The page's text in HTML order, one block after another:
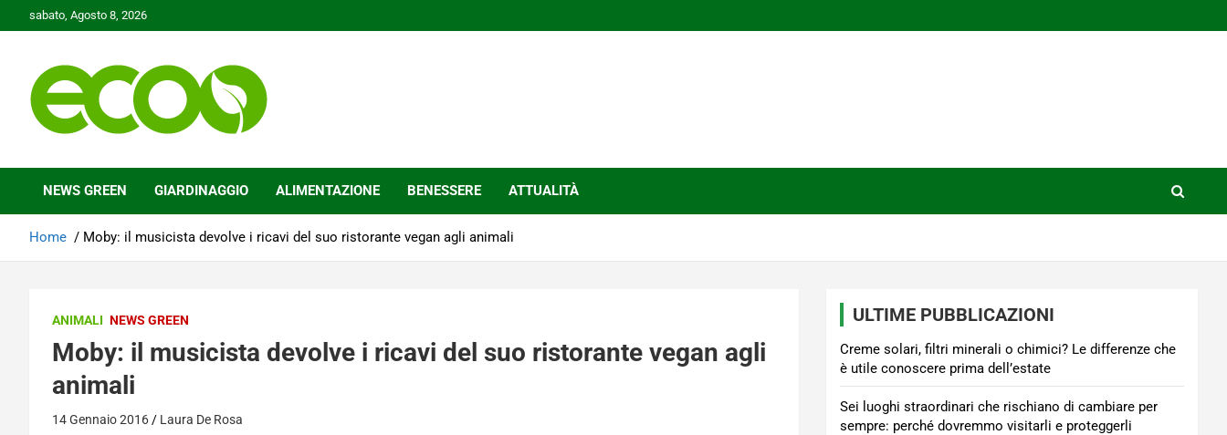
to
sabato, Agosto 8, 2026
Ecoo.it
NEWS GREEN GIARDINAGGIO ALIMENTAZIONE BENESSERE ATTUALITÀ
Home Moby: il musicista devolve i ricavi del suo ristorante vegan agli animali
ANIMALI NEWS GREEN
Moby: il musicista devolve i ricavi del suo ristorante vegan agli
animali
14 Gennaio 2016 Laura De Rosa
ULTIME PUBBLICAZIONI
Creme solari, filtri minerali o chimici? Le differenze che
è utile conoscere prima dell’estate
Sei luoghi straordinari che rischiano di cambiare per
sempre: perché dovremmo visitarli e proteggerli